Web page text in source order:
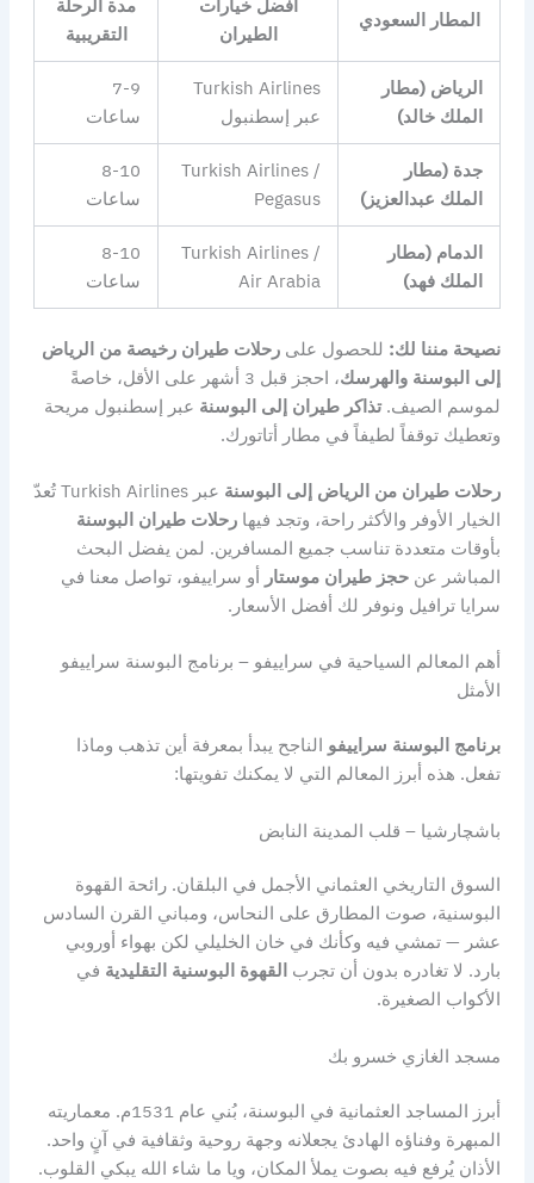
المطار السعودي
أفضل خيارات
الطيران
مدة الرحلة
التقريبية
الرياض (مطار
الملك خالد)
Turkish Airlines
عبر إسطنبول
7-9
ساعات
جدة (مطار
الملك عبدالعزيز)
Turkish Airlines /
Pegasus
8-10
ساعات
الدمام (مطار
الملك فهد)
Turkish Airlines /
Air Arabia
8-10
ساعات
نصيحة مننا لك: للحصول على رحلات طيران رخيصة من الرياض
إلى البوسنة والهرسك
، احجز قبل 3 أشهر على الأقل، خاصةً
لموسم الصيف.تذاكر طيران إلى البوسنة عبر إسطنبول مريحة
وتعطيك توقفاً لطيفاً في مطار أتاتورك.
رحلات طيران من الرياض إلى البوسنة
عبر Turkish Airlines تُعدّ
الخيار الأوفر والأكثر راحة، وتجد فيها رحلات طيران البوسنة
بأوقات متعددة تناسب جميع المسافرين. لمن يفضل البحث
المباشر عن حجز طيران موستار أو سراييفو، تواصل معنا في
سرايا ترافيل ونوفر لك أفضل الأسعار.
أهم المعالم السياحية في سراييفو – برنامج البوسنة سراييفو
الأمثل
برنامج البوسنة سراييفو الناجح يبدأ بمعرفة أين تذهب وماذا
تفعل. هذه أبرز المعالم التي لا يمكنك تفويتها:
باشچارشيا – قلب المدينة النابض
السوق التاريخي العثماني الأجمل في البلقان. رائحة القهوة
البوسنية، صوت المطارق على النحاس، ومباني القرن السادس
عشر — تمشي فيه وكأنك في خان الخليلي لكن بهواء أوروبي
بارد. لا تغادره بدون أن تجرب القهوة البوسنية التقليدية في
الأكواب الصغيرة.
مسجد الغازي خسرو بك
أبرز المساجد العثمانية في البوسنة، بُني عام 1531م. معماريته
المبهرة وفناؤه الهادئ يجعلانه وجهة روحية وثقافية في آنٍ واحد.
الأذان يُرفع فيه بصوت يملأ المكان، ويا ما شاء الله يبكي القلوب.